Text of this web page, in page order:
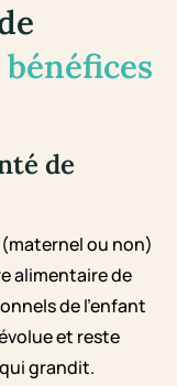
de
(maternel ou non)
alimentaire de
de l’enfant
et reste
grandit.